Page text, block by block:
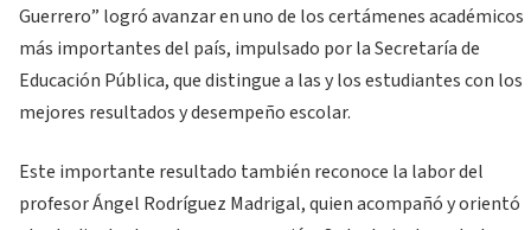
Guerrero” logró avanzar en uno de los certámenes académicos
más importantes del país, impulsado por la Secretaría de
Educación Pública, que distingue a las y los estudiantes con los
mejores resultados y desempeño escolar.
Este importante resultado también reconoce la labor del
profesor Ángel Rodríguez Madrigal, quien acompañó y orientó